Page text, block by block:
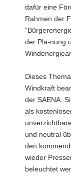
dafür eine
Rahmen der
der Pla-nung
Dieses
Windkraft
der SAENA.
als
und neutral
den
wieder
beleuchtet